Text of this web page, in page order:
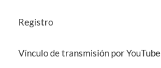
Registro
Vínculo de transmisión por YouTube